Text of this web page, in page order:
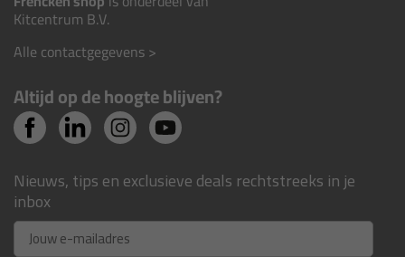
Kitcentrum B.V.
Alle contactgegevens >
Altijd op de hoogte blijven?
Nieuws, tips en exclusieve deals rechtstreeks in je
inbox
Email